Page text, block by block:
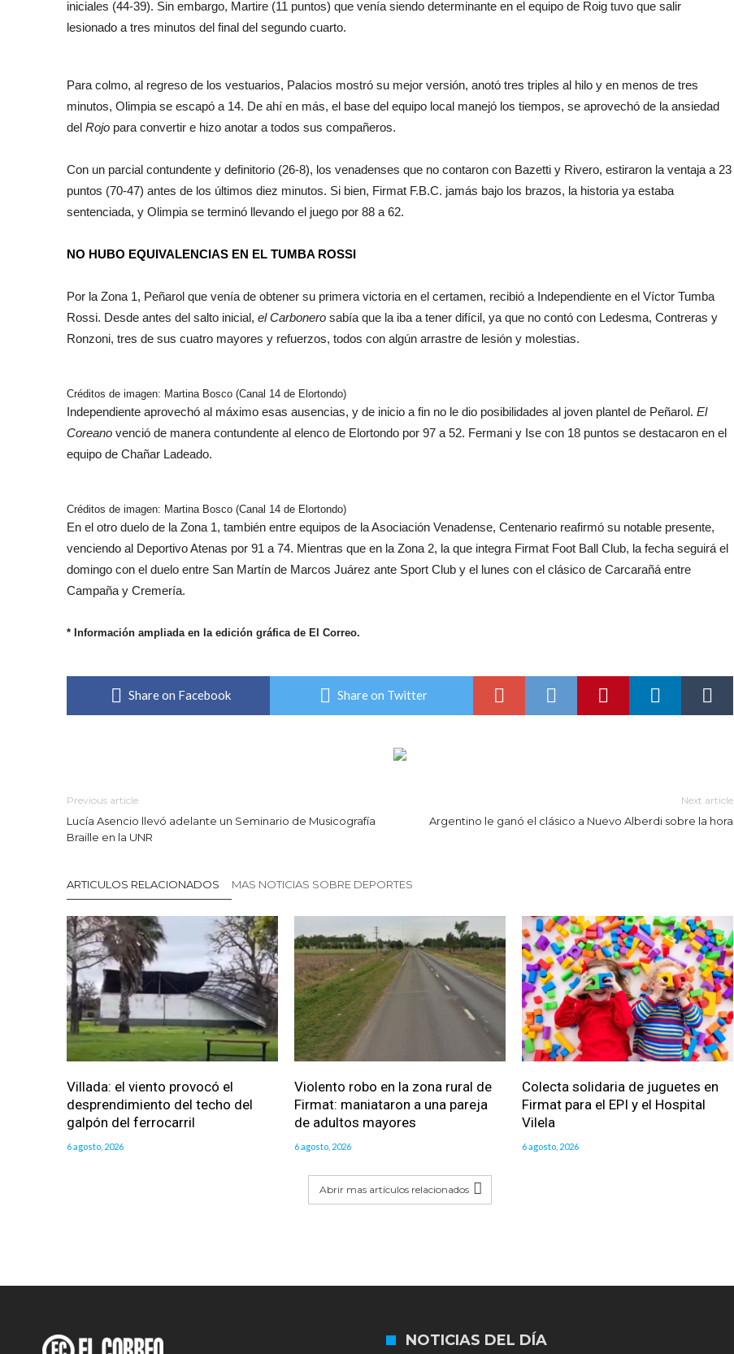
iniciales (44-39). Sin embargo, Martire (11 puntos) que venía siendo determinante en el equipo de Roig tuvo que salir
lesionado a tres minutos del final del segundo cuarto.
Para colmo, al regreso de los vestuarios, Palacios mostró su mejor versión, anotó tres triples al hilo y en menos de tres
minutos, Olimpia se escapó a 14. De ahí en más, el base del equipo local manejó los tiempos, se aprovechó de la ansiedad
del Rojo para convertir e hizo anotar a todos sus compañeros.
Con un parcial contundente y definitorio (26-8), los venadenses que no contaron con Bazetti y Rivero, estiraron la ventaja a 23
puntos (70-47) antes de los últimos diez minutos. Si bien, Firmat F.B.C. jamás bajo los brazos, la historia ya estaba
sentenciada, y Olimpia se terminó llevando el juego por 88 a 62.
NO HUBO EQUIVALENCIAS EN EL TUMBA ROSSI
Por la Zona 1, Peñarol que venía de obtener su primera victoria en el certamen, recibió a Independiente en el Víctor Tumba
Rossi. Desde antes del salto inicial, el Carbonero sabía que la iba a tener difícil, ya que no contó con Ledesma, Contreras y
Ronzoni, tres de sus cuatro mayores y refuerzos, todos con algún arrastre de lesión y molestias.
Créditos de imagen: Martina Bosco (Canal 14 de Elortondo)
Independiente aprovechó al máximo esas ausencias, y de inicio a fin no le dio posibilidades al joven plantel de Peñarol. El
Coreano venció de manera contundente al elenco de Elortondo por 97 a 52. Fermani y Ise con 18 puntos se destacaron en el
equipo de Chañar Ladeado.
Créditos de imagen: Martina Bosco (Canal 14 de Elortondo)
En el otro duelo de la Zona 1, también entre equipos de la Asociación Venadense, Centenario reafirmó su notable presente,
venciendo al Deportivo Atenas por 91 a 74. Mientras que en la Zona 2, la que integra Firmat Foot Ball Club, la fecha seguirá el
domingo con el duelo entre San Martín de Marcos Juárez ante Sport Club y el lunes con el clásico de Carcarañá entre
Campaña y Cremería.
* Información ampliada en la edición gráfica de El Correo.
Share on Facebook Share on Twitter
Previous article
Lucía Asencio llevó adelante un Seminario de Musicografía
Braille en la UNR
Next article
Argentino le ganó el clásico a Nuevo Alberdi sobre la hora
ARTICULOS RELACIONADOS MAS NOTICIAS SOBRE DEPORTES
Villada: el viento provocó el
desprendimiento del techo del
galpón del ferrocarril
6 agosto, 2026
Violento robo en la zona rural de
Firmat: maniataron a una pareja
de adultos mayores
6 agosto, 2026
Colecta solidaria de juguetes en
Firmat para el EPI y el Hospital
Vilela
6 agosto, 2026
Abrir mas artículos relacionados
NOTICIAS DEL DÍA